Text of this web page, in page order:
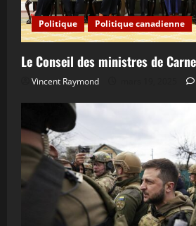
Politique Politique canadienne
Le Conseil des ministres de
Vincent Raymond